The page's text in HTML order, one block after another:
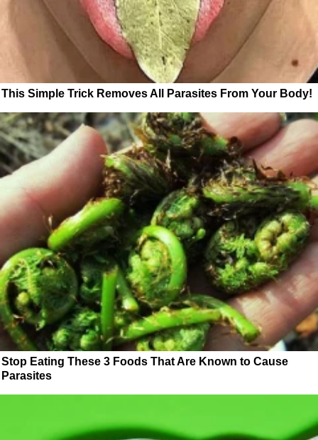
This Simple Trick Removes All Parasites From Your Body!
Stop Eating These 3 Foods That Are Known to Cause
Parasites